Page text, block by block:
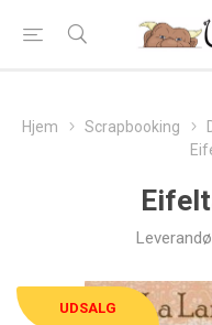
Hjem Scrapbooking
UDSALG